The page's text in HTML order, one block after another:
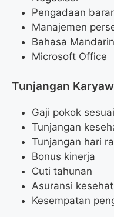
Pengadaan
Manajemen
Bahasa
Microsoft Office
Tunjangan
Gaji pokok
Tunjangan
Tunjangan hari
Bonus kinerja
Cuti tahunan
Asuransi
Kesempatan